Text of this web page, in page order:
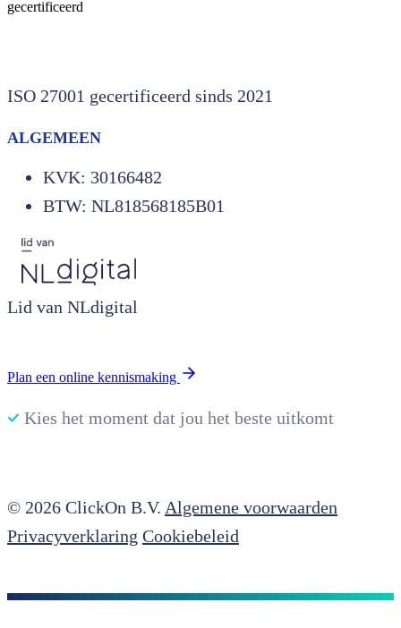
ISO 27001 gecertificeerd sinds 2021
ALGEMEEN
KVK: 30166482
BTW: NL818568185B01
Lid van NLdigital
Plan een online kennismaking
Kies het moment dat jou het beste uitkomt
© 2026 ClickOn B.V. Algemene voorwaarden
Privacyverklaring Cookiebeleid